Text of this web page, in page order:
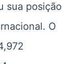
sua posição
O